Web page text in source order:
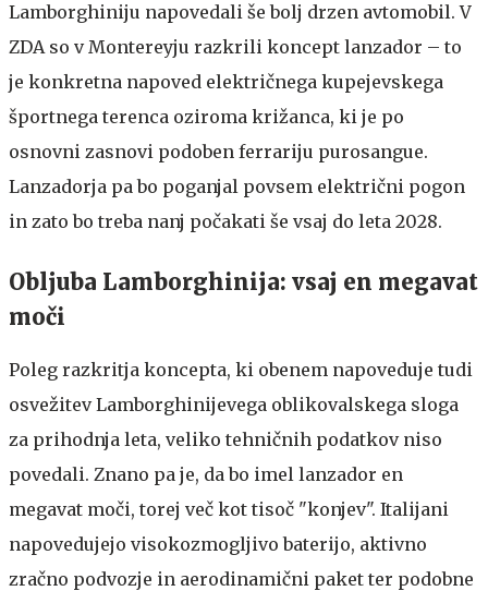
Lamborghiniju napovedali še bolj drzen avtomobil. V
ZDA so v Montereyju razkrili koncept lanzador – to
je konkretna napoved električnega kupejevskega
športnega terenca oziroma križanca, ki je po
osnovni zasnovi podoben ferrariju purosangue.
Lanzadorja pa bo poganjal povsem električni pogon
in zato bo treba nanj počakati še vsaj do leta 2028.
Obljuba Lamborghinija: vsaj en megavat
moči
Poleg razkritja koncepta, ki obenem napoveduje tudi
osvežitev Lamborghinijevega oblikovalskega sloga
za prihodnja leta, veliko tehničnih podatkov niso
povedali. Znano pa je, da bo imel lanzador en
megavat moči, torej več kot tisoč "konjev". Italijani
napovedujejo visokozmogljivo baterijo, aktivno
zračno podvozje in aerodinamični paket ter podobne